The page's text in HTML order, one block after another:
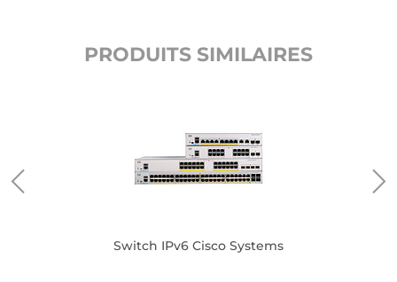
PRODUITS SIMILAIRES
Switch IPv6 Cisco Systems